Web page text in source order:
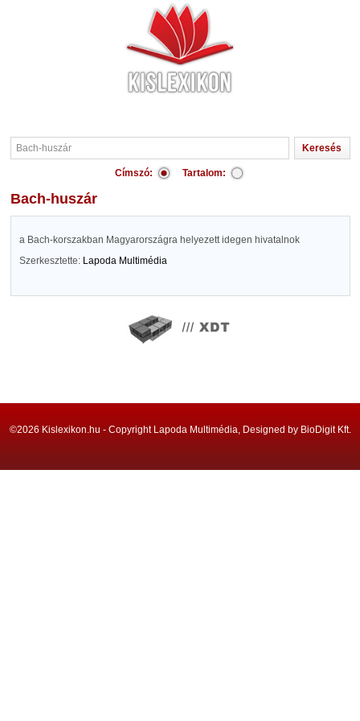
Címszó: Tartalom:
Bach-huszár
a Bach-korszakban Magyarországra helyezett idegen hivatalnok
Szerkesztette: Lapoda Multimédia
©2026 Kislexikon.hu - Copyright Lapoda Multimédia, Designed by BioDigit Kft.